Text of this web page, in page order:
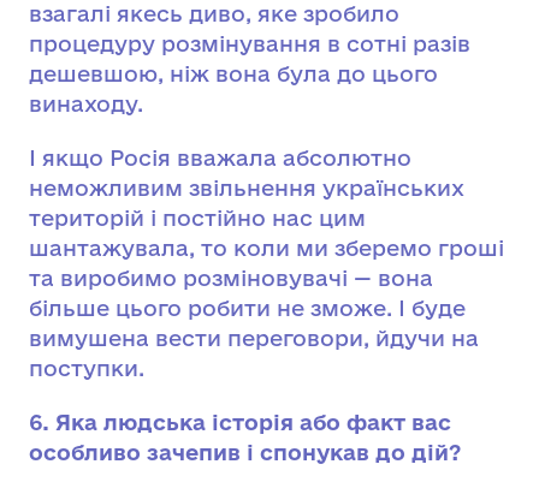
взагалі якесь диво, яке зробило
процедуру розмінування в сотні разів
дешевшою, ніж вона була до цього
винаходу.
І якщо Росія вважала абсолютно
неможливим звільнення українських
територій і постійно нас цим
шантажувала, то коли ми зберемо гроші
та виробимо розміновувачі — вона
більше цього робити не зможе. І буде
вимушена вести переговори, йдучи на
поступки.
6. Яка людська історія або факт вас
особливо зачепив і спонукав до дій?